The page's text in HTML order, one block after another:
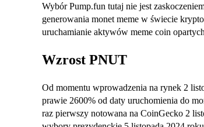
Wybór Pump.fun tutaj nie jest
generowania monet meme w świecie
uruchamianie aktywów meme coin
Wzrost PNUT
Od momentu wprowadzenia na rynek 2
prawie 2600% od daty uruchomienia do
raz pierwszy notowana na CoinGecko 2